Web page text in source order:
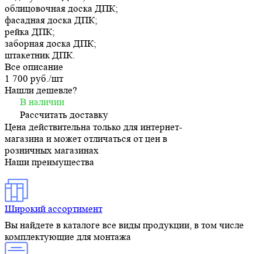
облицовочная доска ДПК;
фасадная доска ДПК;
рейка ДПК;
заборная доска ДПК;
штакетник ДПК.
Все описание
1 700 руб./шт
Нашли дешевле?
В наличии
Рассчитать доставку
Цена действительна только для интернет-
магазина и может отличаться от цен в
розничных магазинах
Наши преимущества
Широкий ассортимент
Вы найдете в каталоге все виды продукции, в том числе
комплектующие для монтажа